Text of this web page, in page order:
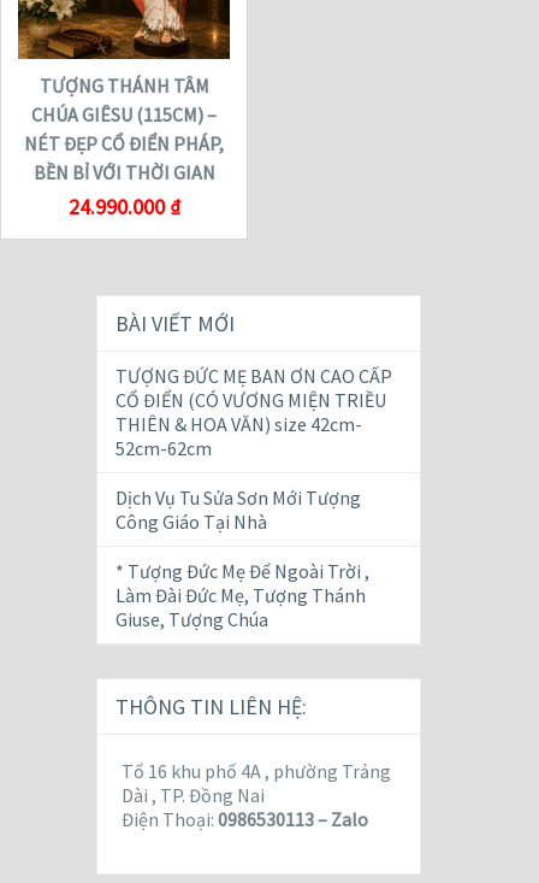
TƯỢNG THÁNH TÂM
CHÚA GIÊSU (115CM) –
NÉT ĐẸP CỔ ĐIỂN PHÁP,
BỀN BỈ VỚI THỜI GIAN
24.990.000₫
BÀI VIẾT MỚI
TƯỢNG ĐỨC MẸ BAN ƠN CAO CẤP
CỔ ĐIỂN (CÓ VƯƠNG MIỆN TRIỀU
THIÊN & HOA VĂN) size 42cm-
52cm-62cm
Dịch Vụ Tu Sửa Sơn Mới Tượng
Công Giáo Tại Nhà
* Tượng Đức Mẹ Để Ngoài Trời ,
Làm Đài Đức Mẹ, Tượng Thánh
Giuse, Tượng Chúa
THÔNG TIN LIÊN HỆ:
Tổ 16 khu phố 4A , phường Trảng
Dài , TP. Đồng Nai
Điện Thoại:0986530113 – Zalo